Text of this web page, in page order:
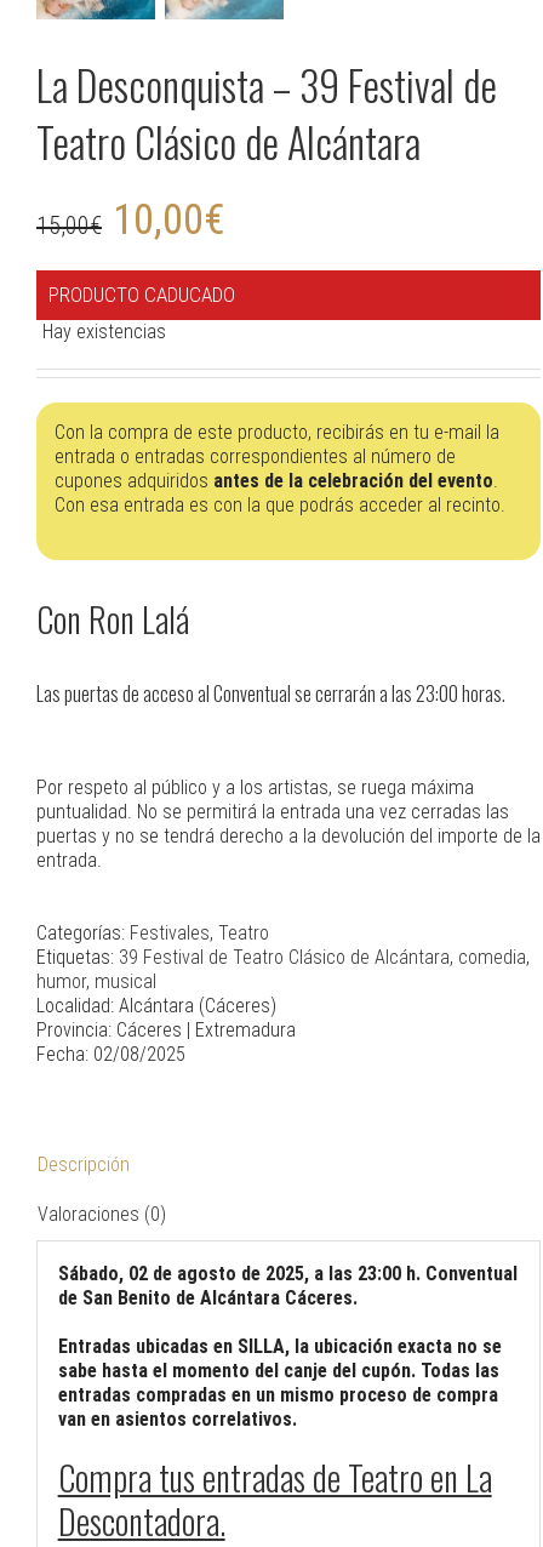
La Desconquista – 39 Festival de
Teatro Clásico de Alcántara
15,00€ 10,00€
PRODUCTO CADUCADO
Hay existencias
Con la compra de este producto, recibirás en tu e-mail la
entrada o entradas correspondientes al número de
cupones adquiridos antes de la celebración del evento.
Con esa entrada es con la que podrás acceder al recinto.
Con Ron Lalá
Las puertas de acceso al Conventual se cerrarán a las 23:00 horas.
Por respeto al público y a los artistas, se ruega máxima
puntualidad. No se permitirá la entrada una vez cerradas las
puertas y no se tendrá derecho a la devolución del importe de la
entrada.
Categorías: Festivales, Teatro
Etiquetas: 39 Festival de Teatro Clásico de Alcántara, comedia,
humor, musical
Localidad: Alcántara (Cáceres)
Provincia: Cáceres | Extremadura
Fecha: 02/08/2025
Descripción
Valoraciones (0)
Sábado, 02 de agosto de 2025, a las 23:00 h. Conventual
de San Benito de Alcántara Cáceres.
Entradas ubicadas en SILLA, la ubicación exacta no se
sabe hasta el momento del canje del cupón. Todas las
entradas compradas en un mismo proceso de compra
van en asientos correlativos.
Compra tus entradas de Teatro en La
Descontadora.